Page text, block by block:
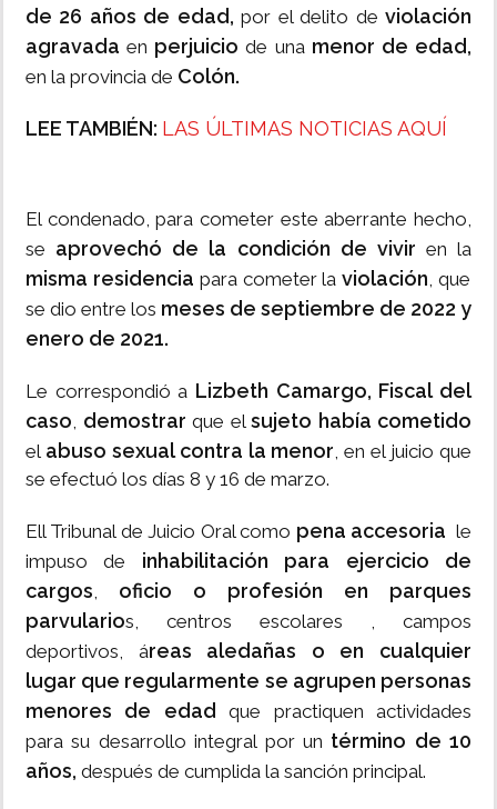
de 26 años de edad, por el delito deviolación
agravadaen perjuicio de una menor de edad,
en la provincia de Colón.
LEE TAMBIÉN: LAS ÚLTIMAS NOTICIAS AQUÍ
El condenado, para cometer este aberrante hecho,
se aprovechó de la condición de vivir en la
misma residencia para cometer la violación, que
se dio entre los meses de septiembre de 2022 y
enero de 2021.
Le correspondió a Lizbeth Camargo, Fiscal del
caso, demostrar que el sujeto había cometido
el abuso sexual contra la menor, en el juicio que
se efectuó los días 8 y 16 de marzo.
Ell Tribunal de Juicio Oral como pena accesoria le
impuso de inhabilitación para ejercicio de
cargos, oficio o profesión en parques
parvularios, centros escolares , campos
deportivos, áreas aledañas o en cualquier
lugar que regularmente se agrupen personas
menores de edadque practiquen actividades
para su desarrollo integral por un término de 10
años, después de cumplida la sanción principal.